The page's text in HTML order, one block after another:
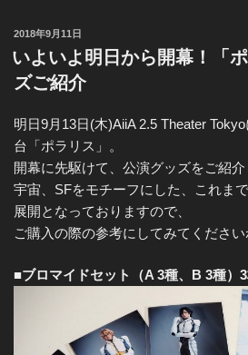
o
k
r
投
稿
日:
2018年9月11日
いよいよ明日から開幕！「
ズご紹介
明日9月13日(木)AiiA 2.5 Theater
台「ポラリス」。
開幕に先駆けて、公演グッズをご紹介
宇宙、SFをモチーフにした、これま
展開となっておりますので、
ご購入の際の参考にしてみてください
■ブロマイドセット（A 3種、B 3種）